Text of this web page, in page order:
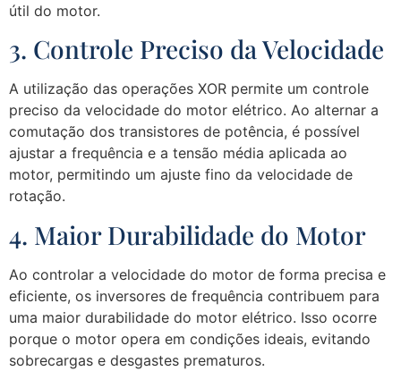
útil do motor.
3. Controle Preciso da Velocidade
A utilização das operações XOR permite um controle
preciso da velocidade do motor elétrico. Ao alternar a
comutação dos transistores de potência, é possível
ajustar a frequência e a tensão média aplicada ao
motor, permitindo um ajuste fino da velocidade de
rotação.
4. Maior Durabilidade do Motor
Ao controlar a velocidade do motor de forma precisa e
eficiente, os inversores de frequência contribuem para
uma maior durabilidade do motor elétrico. Isso ocorre
porque o motor opera em condições ideais, evitando
sobrecargas e desgastes prematuros.